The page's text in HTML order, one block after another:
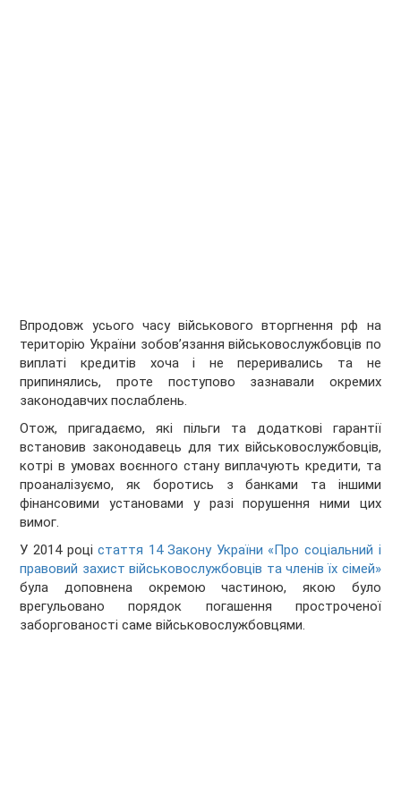
Впродовж усього часу військового вторгнення рф на
територію України зобов’язання військовослужбовців по
виплаті кредитів хоча і не переривались та не
припинялись, проте поступово зазнавали окремих
законодавчих послаблень.
Отож, пригадаємо, які пільги та додаткові гарантії
встановив законодавець для тих військовослужбовців,
котрі в умовах воєнного стану виплачують кредити, та
проаналізуємо, як боротись з банками та іншими
фінансовими установами у разі порушення ними цих
вимог.
У 2014 роцістаття 14 Закону України «Про соціальний і
правовий захист військовослужбовців та членів їх сімей»
була доповнена окремою частиною, якою було
врегульовано порядок погашення простроченої
заборгованості саме військовослужбовцями.